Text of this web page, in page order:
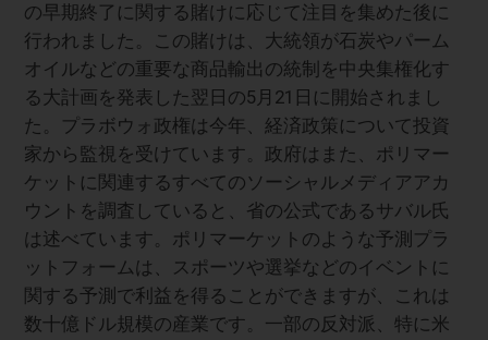
の早期終了に関する賭けに応じて注目を集めた後に
行われました。この賭けは、大統領が石炭やパーム
オイルなどの重要な商品輸出の統制を中央集権化す
る大計画を発表した翌日の5月21日に開始されまし
た。プラボウォ政権は今年、経済政策について投資
家から監視を受けています。政府はまた、ポリマー
ケットに関連するすべてのソーシャルメディアアカ
ウントを調査していると、省の公式であるサバル氏
は述べています。ポリマーケットのような予測プラ
ットフォームは、スポーツや選挙などのイベントに
関する予測で利益を得ることができますが、これは
数十億ドル規模の産業です。一部の反対派、特に米